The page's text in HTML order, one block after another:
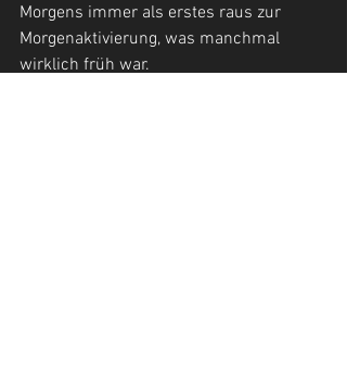
Morgens immer als erstes raus zur
Morgenaktivierung, was manchmal
wirklich früh war.